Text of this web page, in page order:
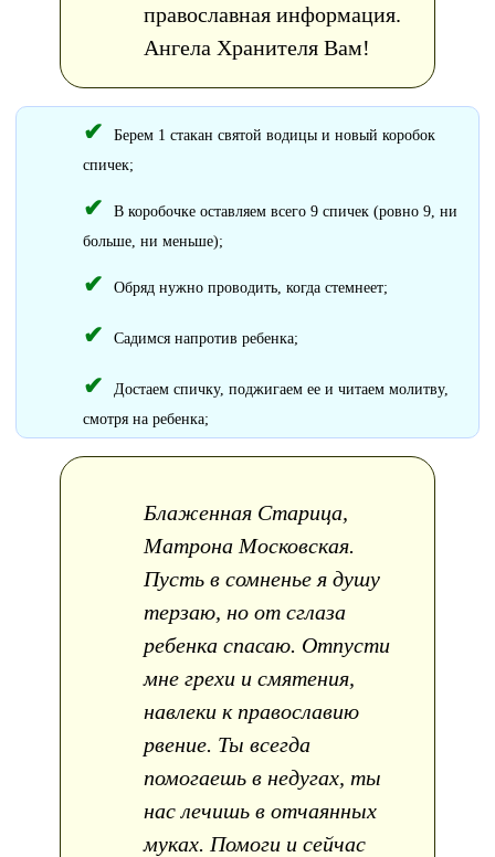
православная информация.
Ангела Хранителя Вам!
Берем 1 стакан святой водицы и новый коробок
спичек;
В коробочке оставляем всего 9 спичек (ровно 9, ни
больше, ни меньше);
Обряд нужно проводить, когда стемнеет;
Садимся напротив ребенка;
Достаем спичку, поджигаем ее и читаем молитву,
смотря на ребенка;
Блаженная Старица,
Матрона Московская.
Пусть в сомненье я душу
терзаю, но от сглаза
ребенка спасаю. Отпусти
мне грехи и смятения,
навлеки к православию
рвение. Ты всегда
помогаешь в недугах, ты
нас лечишь в отчаянных
муках. Помоги и сейчас